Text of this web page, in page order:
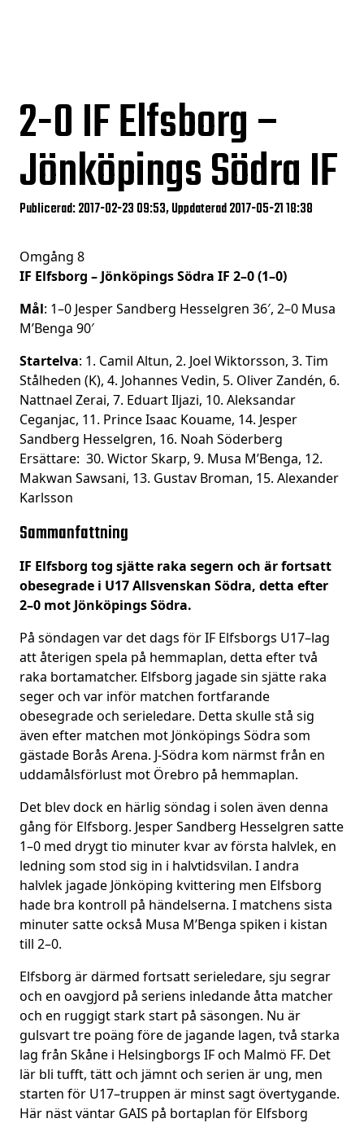
2-0IF Elfsborg –
Jönköpings Södra IF
Publicerad: 2017-02-23 09:53, Uppdaterad 2017-05-21 18:38
Omgång 8
IF Elfsborg – Jönköpings Södra IF 2–0 (1–0)
Mål: 1–0 Jesper Sandberg Hesselgren 36′, 2–0 Musa
M’Benga 90′
Startelva: 1. Camil Altun, 2. Joel Wiktorsson, 3. Tim
Stålheden (K), 4. Johannes Vedin, 5. Oliver Zandén, 6.
Nattnael Zerai, 7. Eduart Iljazi, 10. Aleksandar
Ceganjac, 11. Prince Isaac Kouame, 14. Jesper
Sandberg Hesselgren, 16. Noah Söderberg
Ersättare: 30. Wictor Skarp, 9. Musa M’Benga, 12.
Makwan Sawsani, 13. Gustav Broman, 15. Alexander
Karlsson
Sammanfattning
IF Elfsborg tog sjätte raka segern och är fortsatt
obesegrade i U17 Allsvenskan Södra, detta efter
2–0 mot Jönköpings Södra.
På söndagen var det dags för IF Elfsborgs U17–lag
att återigen spela på hemmaplan, detta efter två
raka bortamatcher. Elfsborg jagade sin sjätte raka
seger och var inför matchen fortfarande
obesegrade och serieledare. Detta skulle stå sig
även efter matchen mot Jönköpings Södra som
gästade Borås Arena. J-Södra kom närmst från en
uddamålsförlust mot Örebro på hemmaplan.
Det blev dock en härlig söndag i solen även denna
gång för Elfsborg. Jesper Sandberg Hesselgren satte
1–0 med drygt tio minuter kvar av första halvlek, en
ledning som stod sig in i halvtidsvilan. I andra
halvlek jagade Jönköping kvittering men Elfsborg
hade bra kontroll på händelserna. I matchens sista
minuter satte också Musa M’Benga spiken i kistan
till 2–0.
Elfsborg är därmed fortsatt serieledare, sju segrar
och en oavgjord på seriens inledande åtta matcher
och en ruggigt stark start på säsongen. Nu är
gulsvart tre poäng före de jagande lagen, två starka
lag från Skåne i Helsingborgs IF och Malmö FF. Det
lär bli tufft, tätt och jämnt och serien är ung, men
starten för U17–truppen är minst sagt övertygande.
Här näst väntar GAIS på bortaplan för Elfsborg